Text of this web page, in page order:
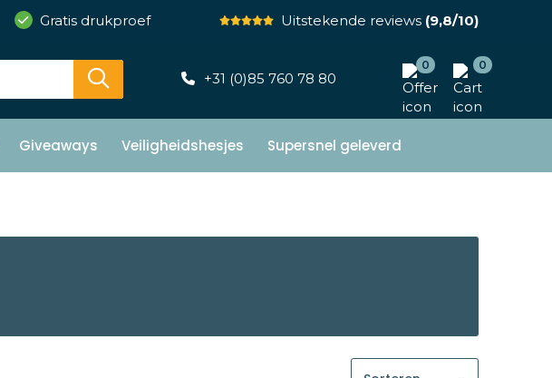
Gratis drukproef Uitstekende reviews(9,8/10)
+31 (0)85 760 78 80
0 0
Giveaways Veiligheidshesjes Supersnel geleverd